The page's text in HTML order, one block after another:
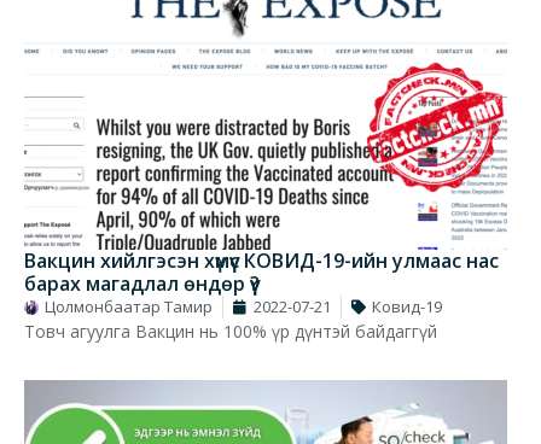
Вакцин хийлгэсэн хүмүүс КОВИД-19-ийн улмаас нас
барах магадлал өндөр үү?
Цолмонбаатар Тамир 2022-07-21 Ковид-19
Товч агуулга Вакцин нь 100% үр дүнтэй байдаггүй